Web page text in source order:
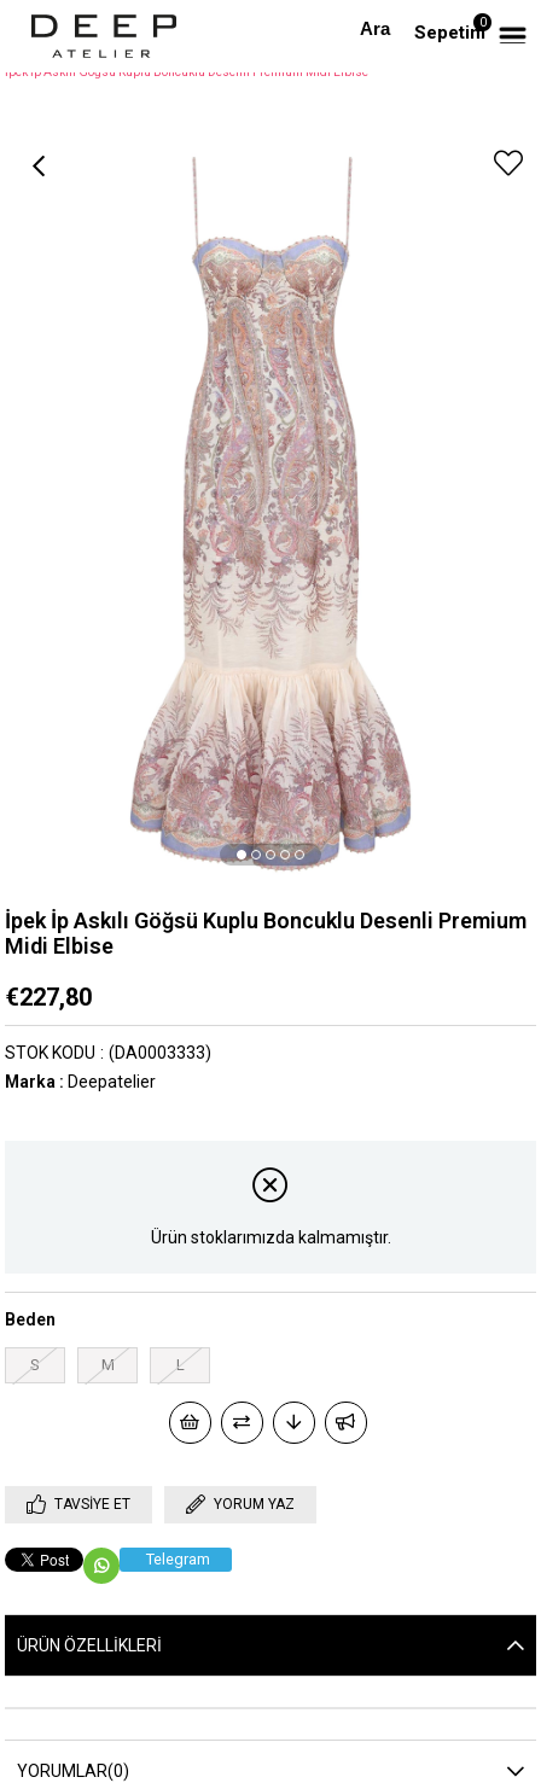
Sepetim0
Anasayfa PREMIUM
İpek İp Askılı Göğsü Kuplu Boncuklu Desenli Premium Midi Elbise
İpek İp Askılı Göğsü Kuplu Boncuklu Desenli Premium
Midi Elbise
€227,80
(DA0003333)
STOK KODU
Marka : Deepatelier
Ürün stoklarımızda kalmamıştır.
Beden
S M L
TAVSIYE ET YORUM YAZ
Telegram
ÜRÜN ÖZELLIKLERI
YORUMLAR(0)